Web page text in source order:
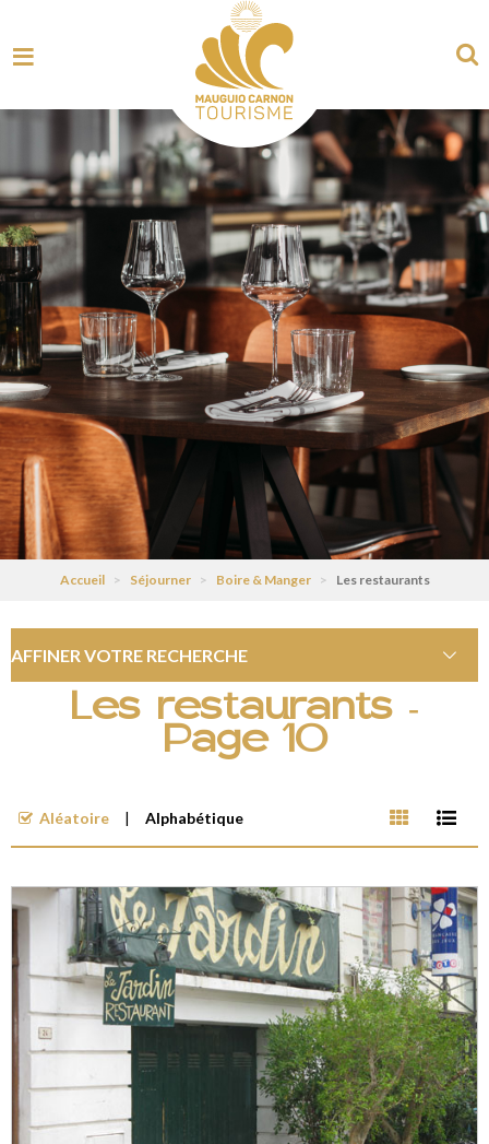
Accueil > Séjourner > Boire & Manger > Les restaurants
AFFINER VOTRE RECHERCHE
Les restaurants -
Page 10
Aléatoire Alphabétique